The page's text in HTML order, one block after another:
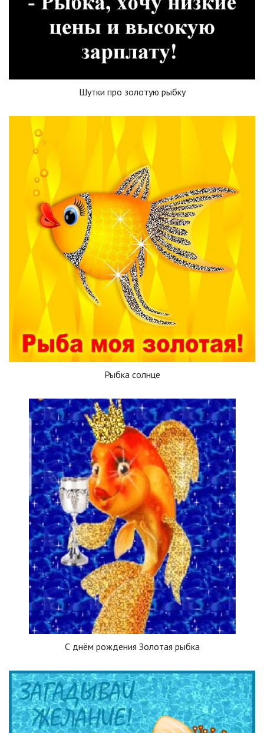
Шутки про золотую рыбку
Рыбка солнце
С днём рождения Золотая рыбка